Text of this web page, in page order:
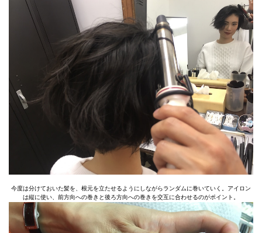
今度は分けておいた髪を、根元を立たせるようにしながらランダムに巻いていく。アイロン
は縦に使い、前方向への巻きと後ろ方向への巻きを交互に合わせるのがポイント。